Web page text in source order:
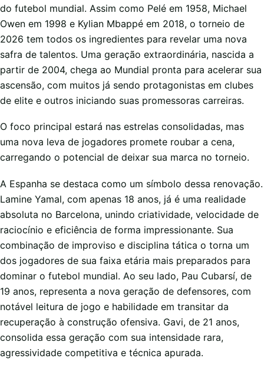
do futebol mundial. Assim como Pelé em 1958, Michael
Owen em 1998 e Kylian Mbappé em 2018, o torneio de
2026 tem todos os ingredientes para revelar uma nova
safra de talentos. Uma geração extraordinária, nascida a
partir de 2004, chega ao Mundial pronta para acelerar sua
ascensão, com muitos já sendo protagonistas em clubes
de elite e outros iniciando suas promessoras carreiras.
O foco principal estará nas estrelas consolidadas, mas
uma nova leva de jogadores promete roubar a cena,
carregando o potencial de deixar sua marca no torneio.
A Espanha se destaca como um símbolo dessa renovação.
Lamine Yamal, com apenas 18 anos, já é uma realidade
absoluta no Barcelona, unindo criatividade, velocidade de
raciocínio e eficiência de forma impressionante. Sua
combinação de improviso e disciplina tática o torna um
dos jogadores de sua faixa etária mais preparados para
dominar o futebol mundial. Ao seu lado, Pau Cubarsí, de
19 anos, representa a nova geração de defensores, com
notável leitura de jogo e habilidade em transitar da
recuperação à construção ofensiva. Gavi, de 21 anos,
consolida essa geração com sua intensidade rara,
agressividade competitiva e técnica apurada.